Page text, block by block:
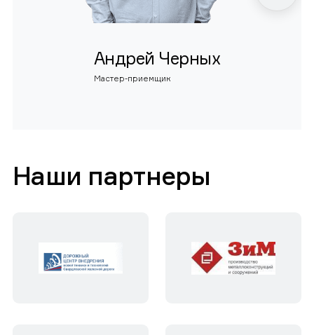
Андрей Черных
Мастер-приемщик
Наши партнеры